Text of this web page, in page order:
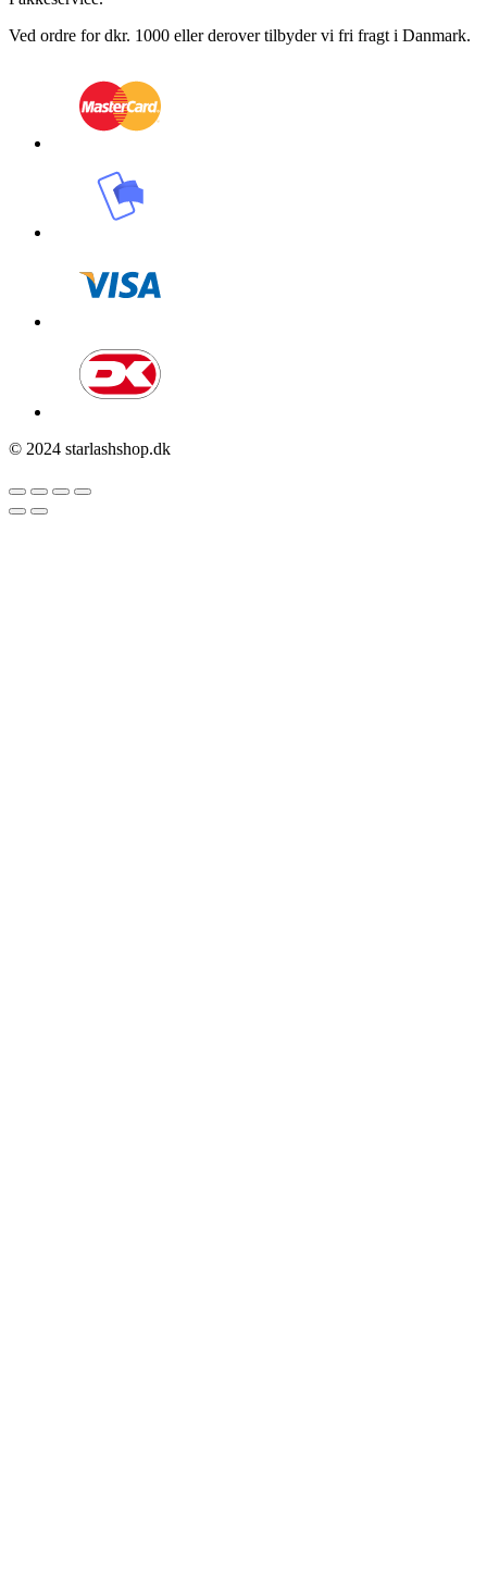
Ved ordre for dkr. 1000 eller derover tilbyder vi fri fragt i Danmark.
© 2024 starlashshop.dk